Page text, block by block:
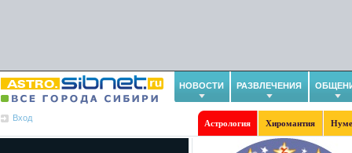
НОВОСТИ РАЗВЛЕЧЕНИЯ
Вход
Астрология Хиромантия